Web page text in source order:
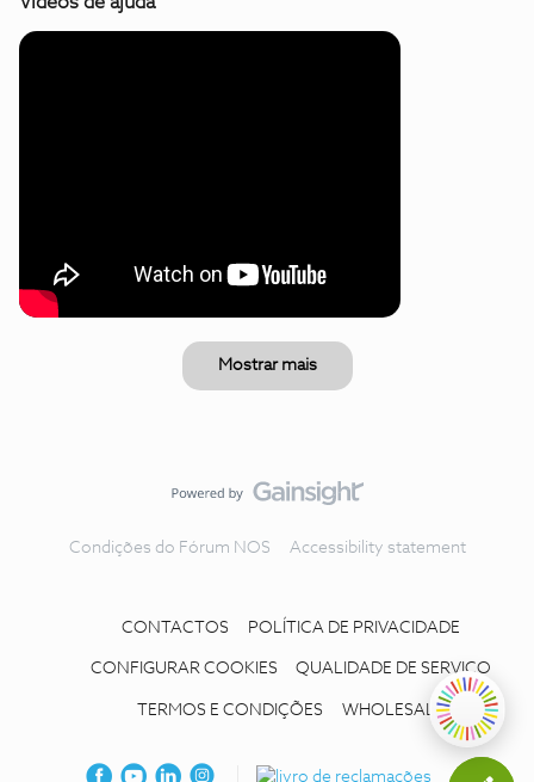
Mostrar mais
Condições do Fórum NOS Accessibility statement
CONTACTOS POLÍTICA DE PRIVACIDADE
CONFIGURAR COOKIES QUALIDADE DE SERVIÇO
TERMOS E CONDIÇÕES WHOLESALE